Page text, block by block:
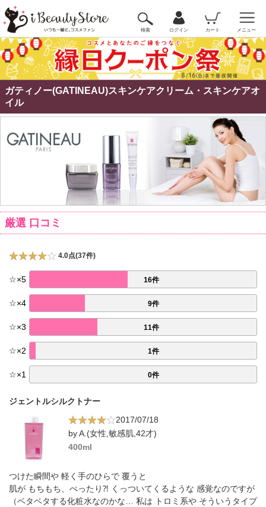
検索 ログイン カート メニュー
ガティノー(GATINEAU)スキンケアクリーム・スキンケアオ
イル
厳選 口コミ
4.0点(37件)
☆×5 16件
☆×4 9件
☆×3 11件
☆×2 1件
☆×1 0件
ジェントルシルクトナー
2017/07/18
by A.(女性,敏感肌,42才)
400ml
つけた瞬間や 軽く手のひらで 覆うと
肌が もちもち、ぺったり⁈ くっついてくるような 感覚なのですが
（ベタベタする化粧水なのかな… 私は トロミ系や そういうタイプ